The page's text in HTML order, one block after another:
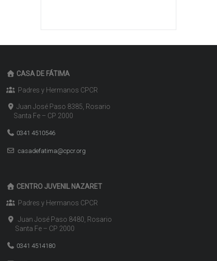
CASA DE FÁTIMA
Padres y Hermanos CPCR
Juan José Paso 8385, Rosario
Santa Fe – CP 2000
0341 4510546
casadefatima@cpcr.org
CENTRO JUVENIL NAZARET
Padres y Hermanos CPCR
Juan José Paso 8480, Rosario
Santa Fe – CP 2000
0341 4514180